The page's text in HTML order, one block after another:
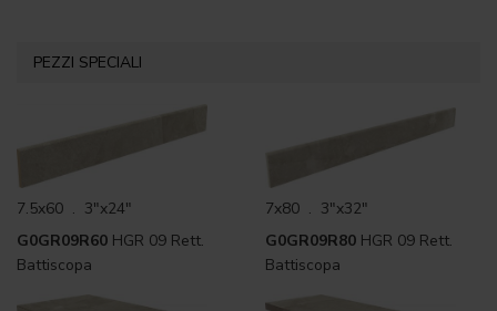
PEZZI SPECIALI
7.5x60 . 3"x24"
G0GR09R60 HGR 09 Rett.
Battiscopa
7x80 . 3"x32"
G0GR09R80 HGR 09 Rett.
Battiscopa